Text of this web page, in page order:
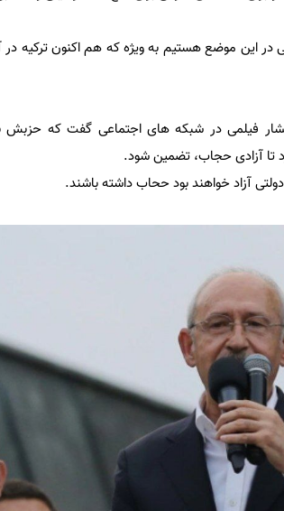
در این موضع هستیم به ویژه که هم اکنون ترکیه
فیلمی در شبکه های اجتماعی گفت که
تا آزادی حجاب، تضمین شود.
آزاد خواهند بود ححاب داشته باشند.